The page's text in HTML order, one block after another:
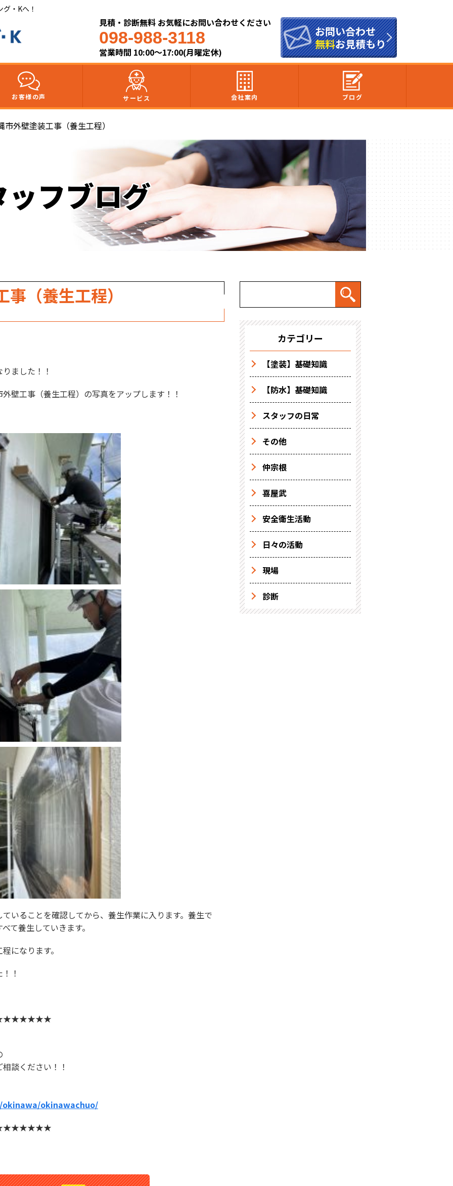
・Kへ！
見積・診断無料 お気軽にお問い合わせください
098-988-3118
営業時間 10:00～17:00(月曜定休)
お問い合わせ
無料お見積もり
お客様の声 サービス 会社案内 ブログ
市外壁塗装工事（養生工程）
フブログ
（養生工程）
ました！！
壁工事（養生工程）の写真をアップします！！
いることを確認してから、養生作業に入ります。養生で
て養生していきます。
になります。
！
談ください！！
okinawachuo/
カテゴリー
【塗装】基礎知識
【防水】基礎知識
スタッフの日常
その他
仲宗根
喜屋武
安全衛生活動
日々の活動
現場
診断